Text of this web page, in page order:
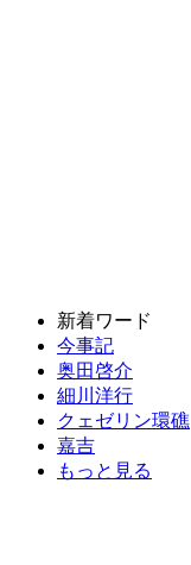
新着ワード
今事記
奥田啓介
細川洋行
クェゼリン環礁
嘉吉
もっと見る